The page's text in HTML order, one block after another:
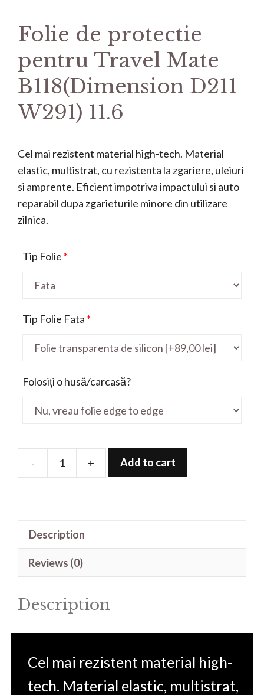
Folie de protectie
pentru Travel Mate
B118(Dimension D211
W291) 11.6
Cel mai rezistent material high-tech. Material
elastic, multistrat, cu rezistenta la zgariere, uleiuri
si amprente. Eficient impotriva impactului si auto
reparabil dupa zgarieturile minore din utilizare
zilnica.
Tip Folie *
Tip Folie Fata *
Folosiți o husă/carcasă?
-
Folie
W291)
quantity
+ Add to cart
Description
Reviews (0)
Description
Cel mai rezistent material high-
tech. Material elastic, multistrat,